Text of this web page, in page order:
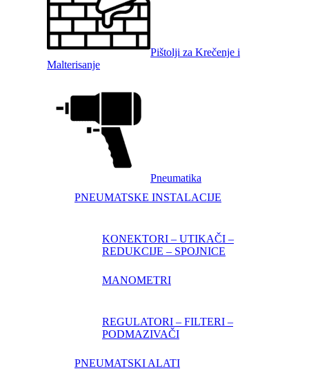
Pištolji za Krečenje i
Malterisanje
Pneumatika
PNEUMATSKE INSTALACIJE
KONEKTORI – UTIKAČI –
REDUKCIJE – SPOJNICE
MANOMETRI
REGULATORI – FILTERI –
PODMAZIVAČI
PNEUMATSKI ALATI